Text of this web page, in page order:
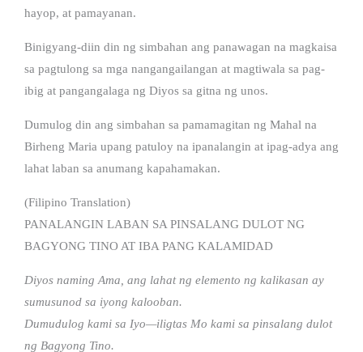
hayop, at pamayanan.
Binigyang-diin din ng simbahan ang panawagan na magkaisa
sa pagtulong sa mga nangangailangan at magtiwala sa pag-
ibig at pangangalaga ng Diyos sa gitna ng unos.
Dumulog din ang simbahan sa pamamagitan ng Mahal na
Birheng Maria upang patuloy na ipanalangin at ipag-adya ang
lahat laban sa anumang kapahamakan.
(Filipino Translation)
PANALANGIN LABAN SA PINSALANG DULOT NG
BAGYONG TINO AT IBA PANG KALAMIDAD
Diyos naming Ama, ang lahat ng elemento ng kalikasan ay
sumusunod sa iyong kalooban.
Dumudulog kami sa Iyo—iligtas Mo kami sa pinsalang dulot
ng Bagyong Tino.